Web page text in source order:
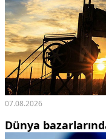
07.08.2026
Dünya